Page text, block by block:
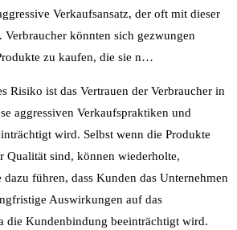
Verkaufsansatz, der oft mit dieser
könnten sich gezwungen
zu kaufen, die sie n…
Risiko ist das Vertrauen der Verbraucher in
aggressiven Verkaufspraktiken und
wird. Selbst wenn die Produkte
Qualität sind, können wiederholte,
führen, dass Kunden das Unternehmen
Auswirkungen auf das
die Kundenbindung beeinträchtigt wird.